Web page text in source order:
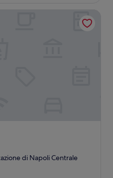
75 €
di Napoli Centrale